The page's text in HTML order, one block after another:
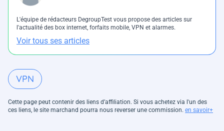
L'équipe de rédacteurs DegroupTest vous propose des articles sur
l'actualité des box internet, forfaits mobile, VPN et alarmes.
Voir tous ses articles
VPN
Cette page peut contenir des liens d’affiliation. Si vous achetez via l'un des
ces liens, le site marchand pourra nous reverser une commission. en savoir+